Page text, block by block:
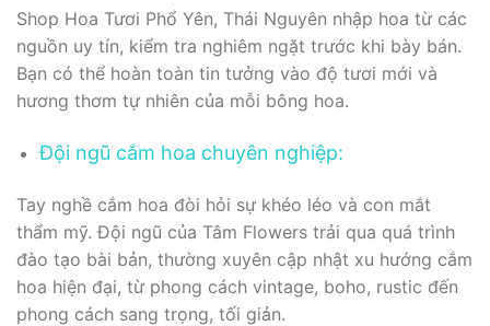
Shop Hoa Tươi Phổ Yên, Thái Nguyên nhập hoa từ các
nguồn uy tín, kiểm tra nghiêm ngặt trước khi bày bán.
Bạn có thể hoàn toàn tin tưởng vào độ tươi mới và
hương thơm tự nhiên của mỗi bông hoa.
Đội ngũ cắm hoa chuyên nghiệp:
Tay nghề cắm hoa đòi hỏi sự khéo léo và con mắt
thẩm mỹ. Đội ngũ của Tâm Flowers trải qua quá trình
đào tạo bài bản, thường xuyên cập nhật xu hướng cắm
hoa hiện đại, từ phong cách vintage, boho, rustic đến
phong cách sang trọng, tối giản.